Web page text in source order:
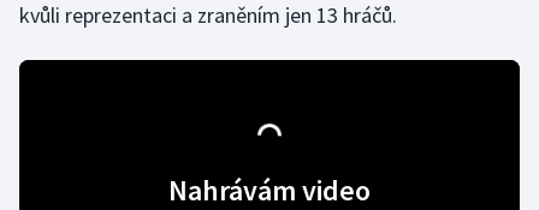
Moderní pětiboj
kvůli reprezentaci a zraněním jen 13 hráčů.
Nahrávám video